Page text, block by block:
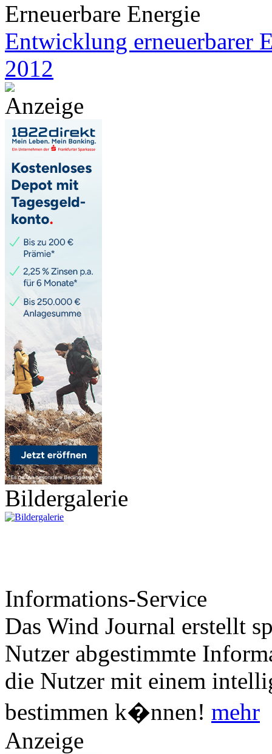
Erneuerbare Energie
Entwicklung erneuerbarer
2012
Anzeige
Bildergalerie
Informations-Service
Das Wind Journal erstellt
Nutzer abgestimmte
die Nutzer mit einem
bestimmen k�nnen! mehr
Anzeige